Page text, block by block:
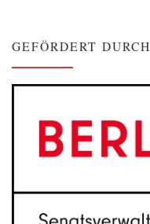
GEFÖRDERT DURCH